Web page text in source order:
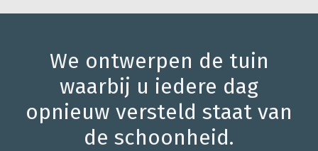
We ontwerpen de tuin
waarbij u iedere dag
opnieuw versteld staat van
de schoonheid.